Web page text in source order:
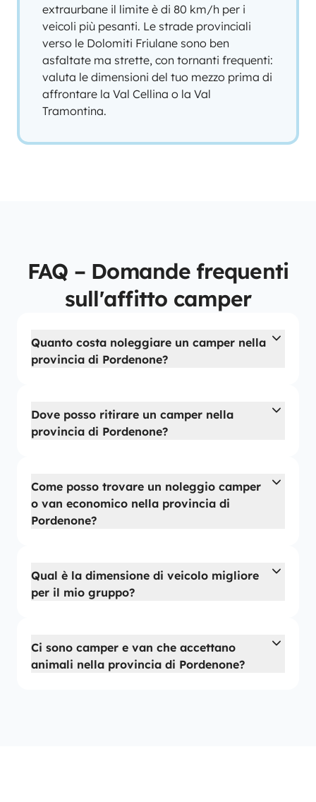
extraurbane il limite è di 80 km/h per i
veicoli più pesanti. Le strade provinciali
verso le Dolomiti Friulane sono ben
asfaltate ma strette, con tornanti frequenti:
valuta le dimensioni del tuo mezzo prima di
affrontare la Val Cellina o la Val
Tramontina.
FAQ – Domande frequenti
sull'affitto camper
Quanto costa noleggiare un camper nella
provincia di Pordenone?
Dove posso ritirare un camper nella
provincia di Pordenone?
Come posso trovare un noleggio camper
o van economico nella provincia di
Pordenone?
Qual è la dimensione di veicolo migliore
per il mio gruppo?
Ci sono camper e van che accettano
animali nella provincia di Pordenone?